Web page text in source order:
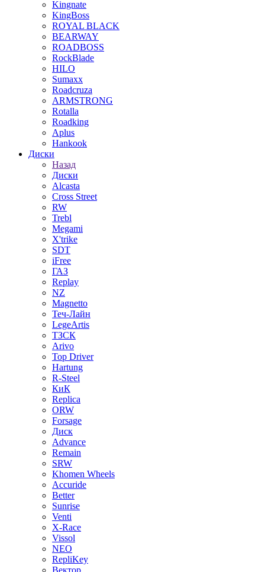
Kingnate
KingBoss
ROYAL BLACK
BEARWAY
ROADBOSS
RockBlade
HILO
Sumaxx
Roadcruza
ARMSTRONG
Rotalla
Roadking
Aplus
Hankook
Диски
Назад
Диски
Alcasta
Cross Street
RW
Trebl
Megami
X'trike
SDT
iFree
ГАЗ
Replay
NZ
Magnetto
Теч-Лайн
LegeArtis
ТЗСК
Arivo
Top Driver
Hartung
R-Steel
КиК
Replica
ORW
Forsage
Диск
Advance
Remain
SRW
Khomen Wheels
Accuride
Better
Sunrise
Venti
X-Race
Vissol
NEO
RepliKey
Вектор